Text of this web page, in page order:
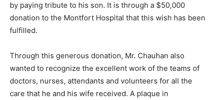
by paying tribute to his son. It is through a $50,000
donation to the Montfort Hospital that this wish has been
fulfilled.
Through this generous donation, Mr. Chauhan also
wanted to recognize the excellent work of the teams of
doctors, nurses, attendants and volunteers for all the
care that he and his wife received. A plaque in